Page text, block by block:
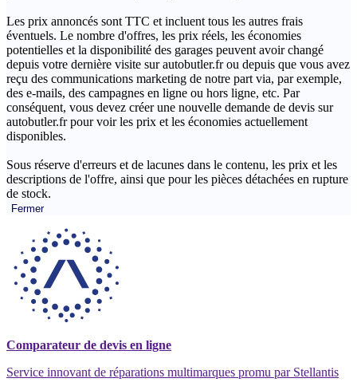
Les prix annoncés sont TTC et incluent tous les autres frais
éventuels. Le nombre d'offres, les prix réels, les économies
potentielles et la disponibilité des garages peuvent avoir changé
depuis votre dernière visite sur autobutler.fr ou depuis que vous avez
reçu des communications marketing de notre part via, par exemple,
des e-mails, des campagnes en ligne ou hors ligne, etc. Par
conséquent, vous devez créer une nouvelle demande de devis sur
autobutler.fr pour voir les prix et les économies actuellement
disponibles.
Sous réserve d'erreurs et de lacunes dans le contenu, les prix et les
descriptions de l'offre, ainsi que pour les pièces détachées en rupture
de stock.
Fermer
Comparateur de devis en ligne
Service innovant de réparations multimarques promu par Stellantis